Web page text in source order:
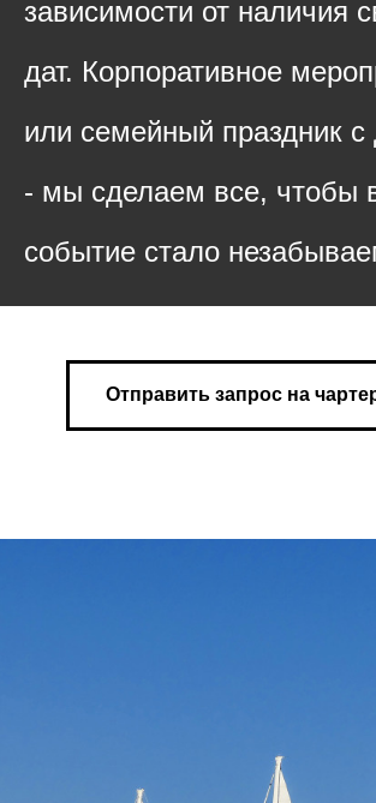
зависимости от наличия
дат. Корпоративное
или семейный праздник с
- мы сделаем все, чтобы
событие стало
Отправить запрос на